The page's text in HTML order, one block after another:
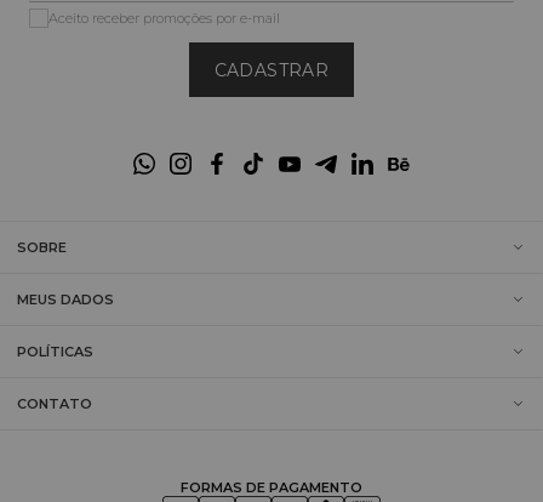
CADASTRAR
Aceito receber promoções por e-mail
SOBRE
MEUS DADOS
POLÍTICAS
CONTATO
FORMAS DE PAGAMENTO